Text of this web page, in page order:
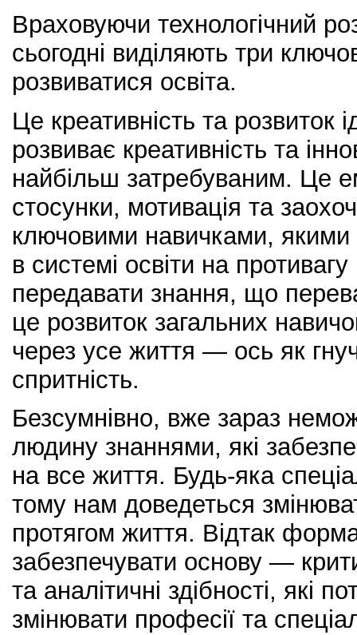
Враховуючи технологічний
сьогодні виділяють три
розвиватися освіта.
Це креативність та розвиток
розвиває креативність та
найбільш затребуваним. Це
стосунки, мотивація та
ключовими навичками,
в системі освіти на
передавати знання, що
це розвиток загальних
через усе життя — ось як
спритність.
Безсумнівно, вже зараз
людину знаннями, які
на все життя. Будь-яка
тому нам доведеться
протягом життя. Відтак
забезпечувати основу —
та аналітичні здібності, які
змінювати професії та